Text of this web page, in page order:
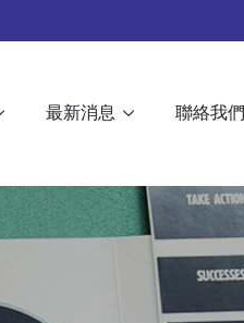
最新消息 聯絡我們